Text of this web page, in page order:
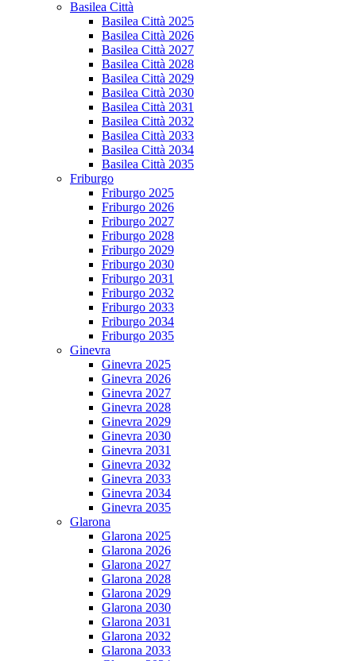
Basilea Città
Basilea Città 2025
Basilea Città 2026
Basilea Città 2027
Basilea Città 2028
Basilea Città 2029
Basilea Città 2030
Basilea Città 2031
Basilea Città 2032
Basilea Città 2033
Basilea Città 2034
Basilea Città 2035
Friburgo
Friburgo 2025
Friburgo 2026
Friburgo 2027
Friburgo 2028
Friburgo 2029
Friburgo 2030
Friburgo 2031
Friburgo 2032
Friburgo 2033
Friburgo 2034
Friburgo 2035
Ginevra
Ginevra 2025
Ginevra 2026
Ginevra 2027
Ginevra 2028
Ginevra 2029
Ginevra 2030
Ginevra 2031
Ginevra 2032
Ginevra 2033
Ginevra 2034
Ginevra 2035
Glarona
Glarona 2025
Glarona 2026
Glarona 2027
Glarona 2028
Glarona 2029
Glarona 2030
Glarona 2031
Glarona 2032
Glarona 2033